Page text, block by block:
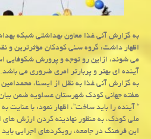
به گزارش آنی غذا معاون بهداشتی شبكه
اظهار داشت: گروه سنی كودكان مؤثرترین و
می شوند، ازاین رو توجه و پرورش شكوفایی
آینده ای بهتر و پربارتر امری ضروری می باشد.
به گزارش آنی غذا به نقل از ایسنا،
هفته جهانی كودك شهرستان عسلویه ضمن
” آینده را باید ساخت”، اظهار نمود: با عنایت
ملی كودك، به منظور نهادینه كردن ارزش های
این فرهنگ در جامعه، رویكردهای اجرایی